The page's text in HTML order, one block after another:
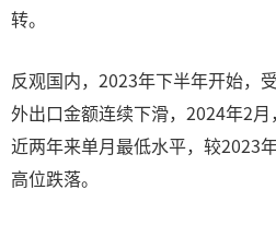
转。
反观国内，2023年下半年开始，
外出口金额连续下滑，2024年2
近两年来单月最低水平，较2023
高位跌落。